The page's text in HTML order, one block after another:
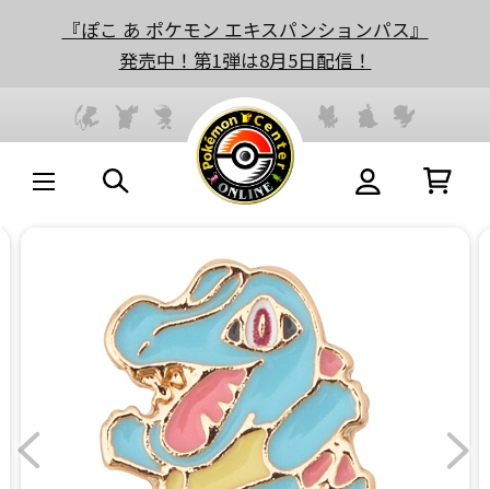
『ぽこ あ ポケモン エキスパンションパス』
発売中！第1弾は8月5日配信！